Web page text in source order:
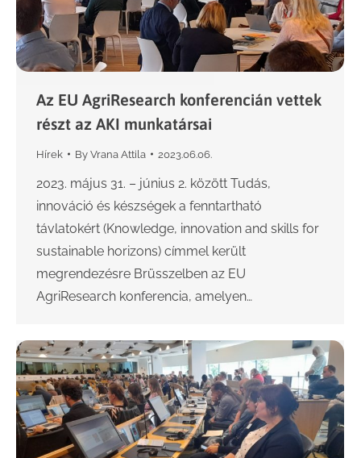
Az EU AgriResearch konferencián vettek
részt az AKI munkatársai
Hírek By Vrana Attila 2023.06.06.
2023. május 31. – június 2. között Tudás,
innováció és készségek a fenntartható
távlatokért (Knowledge, innovation and skills for
sustainable horizons) címmel került
megrendezésre Brüsszelben az EU
AgriResearch konferencia, amelyen…